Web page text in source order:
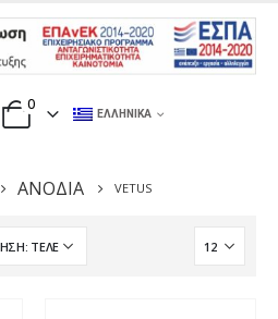
0
ΕΛΛΗΝΙΚΆ
ΑΝΌΔΙΑ VETUS